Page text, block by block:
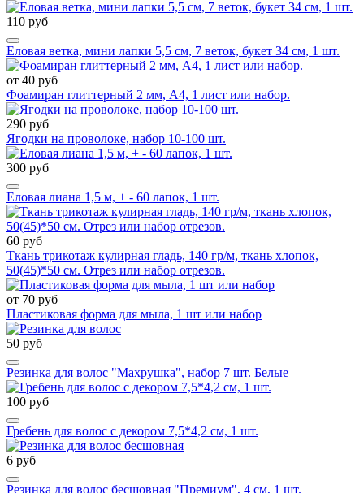
110 руб
Еловая ветка, мини лапки 5,5 см, 7 веток, букет 34 см, 1 шт.
от 40 руб
Фоамиран глиттерный 2 мм, А4, 1 лист или набор.
290 руб
Ягодки на проволоке, набор 10-100 шт.
300 руб
Еловая лиана 1,5 м, + - 60 лапок, 1 шт.
60 руб
Ткань трикотаж кулирная гладь, 140 гр/м, ткань хлопок,
50(45)*50 см. Отрез или набор отрезов.
от 70 руб
Пластиковая форма для мыла, 1 шт или набор
50 руб
Резинка для волос "Махрушка", набор 7 шт. Белые
100 руб
Гребень для волос с декором 7,5*4,2 см, 1 шт.
6 руб
Резинка для волос бесшовная "Премиум", 4 см, 1 шт.